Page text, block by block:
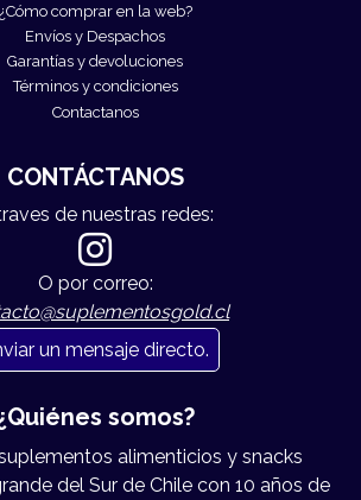
¿Cómo comprar en la web?
Envíos y Despachos
Garantías y devoluciones
Términos y condiciones
Contactanos
CONTÁCTANOS
de nuestras redes:
O por correo:
un mensaje directo.
somos?
alimenticios y snacks
del Sur de Chile con 10 años de